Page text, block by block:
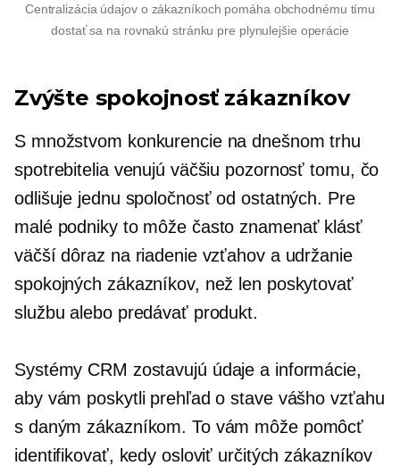
Centralizácia údajov o zákazníkoch pomáha obchodnému tímu
dostať sa na rovnakú stránku pre plynulejšie operácie
Zvýšte spokojnosť zákazníkov
S množstvom konkurencie na dnešnom trhu
spotrebitelia venujú väčšiu pozornosť tomu, čo
odlišuje jednu spoločnosť od ostatných. Pre
malé podniky to môže často znamenať klásť
väčší dôraz na riadenie vzťahov a udržanie
spokojných zákazníkov, než len poskytovať
službu alebo predávať produkt.
Systémy CRM zostavujú údaje a informácie,
aby vám poskytli prehľad o stave vášho vzťahu
s daným zákazníkom. To vám môže pomôcť
identifikovať, kedy osloviť určitých zákazníkov